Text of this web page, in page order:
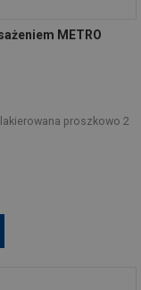
METRO
proszkowo 2